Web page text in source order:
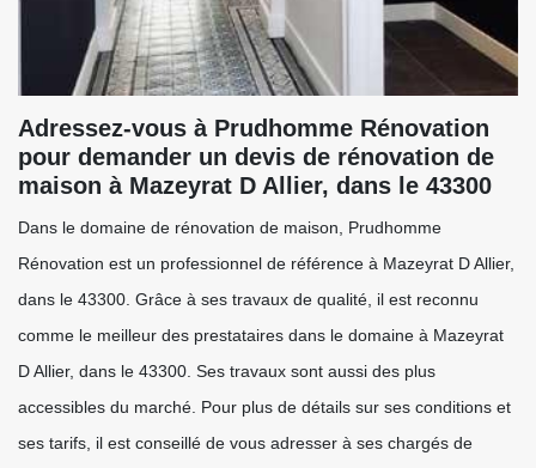
Adressez-vous à Prudhomme Rénovation
pour demander un devis de rénovation de
maison à Mazeyrat D Allier, dans le 43300
Dans le domaine de rénovation de maison, Prudhomme
Rénovation est un professionnel de référence à Mazeyrat D Allier,
dans le 43300. Grâce à ses travaux de qualité, il est reconnu
comme le meilleur des prestataires dans le domaine à Mazeyrat
D Allier, dans le 43300. Ses travaux sont aussi des plus
accessibles du marché. Pour plus de détails sur ses conditions et
ses tarifs, il est conseillé de vous adresser à ses chargés de